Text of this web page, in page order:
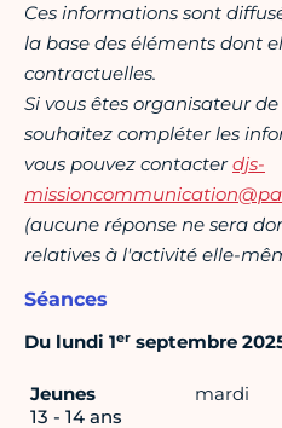
Ces informations sont
la base des éléments dont
contractuelles.
Si vous êtes organisateur
souhaitez compléter les
vous pouvez contacterdjs-
(aucune réponse ne sera
relatives à l'activité elle-
Séances
Du lundi 1er septembre
Jeunes
13 - 14 ans
mardi